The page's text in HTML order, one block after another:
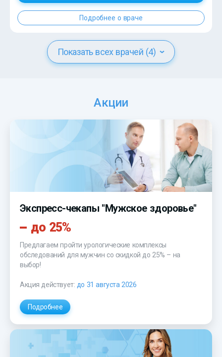
Подробнее о враче
Показать всех врачей (4)
Акции
Экспресс-чекапы "Мужское здоровье"
до 25%
Предлагаем пройти урологические комплексы
обследований для мужчин со скидкой до 25% – на
выбор!
Акция действует: до 31 августа 2026
Подробнее